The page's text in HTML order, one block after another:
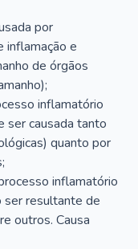
por
inflamação e
de órgãos
inflamatório
ser causada tanto
quanto por
inflamatório
ser resultante de
outros. Causa